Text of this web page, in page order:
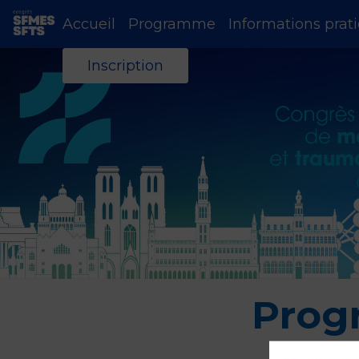
Accueil Programme Informations
Inscription